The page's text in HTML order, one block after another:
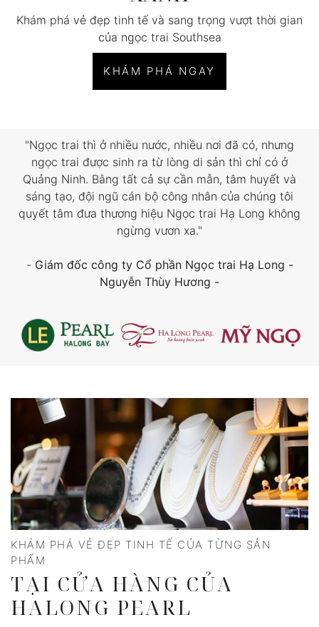
Khám phá vẻ đẹp tinh tế và sang trọng vượt thời gian
của ngọc trai Southsea
KHÁM PHÁ NGAY
"Ngọc trai thì ở nhiều nước, nhiều nơi đã có, nhưng
ngọc trai được sinh ra từ lòng di sản thì chỉ có ở
Quảng Ninh. Bằng tất cả sự cần mẫn, tâm huyết và
sáng tạo, đội ngũ cán bộ công nhân của chúng tôi
quyết tâm đưa thương hiệu Ngọc trai Hạ Long không
ngừng vươn xa."
- Giám đốc công ty Cổ phần Ngọc trai Hạ Long -
Nguyễn Thùy Hương -
KHÁM PHÁ VẺ ĐẸP TINH TẾ CỦA TỪNG SẢN
PHẨM
TẠI CỬA HÀNG CỦA
HALONG PEARL